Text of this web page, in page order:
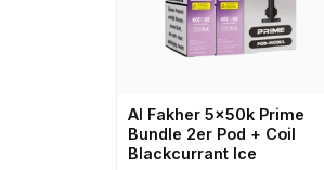
Al Fakher 5x50k Prime
Bundle 2er Pod + Coil
Blackcurrant Ice